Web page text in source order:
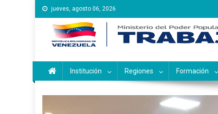
Saltar
al
contenido
jueves, agosto 06, 2026
Instituto Nacional de
Inces
Institución Regiones Formación